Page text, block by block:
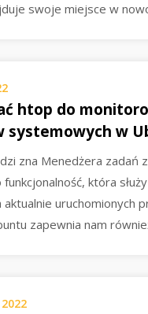
swoje miejsce w
htop do
systemowych w
zna Menedżera zadań
która
aktualnie uruchomionych
zapewnia nam